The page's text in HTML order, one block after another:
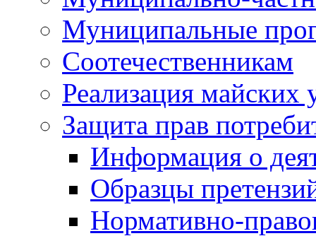
Муниципальные
Соотечественникам
Реализация майских
Защита прав
Информация о
Образцы
Нормативно-